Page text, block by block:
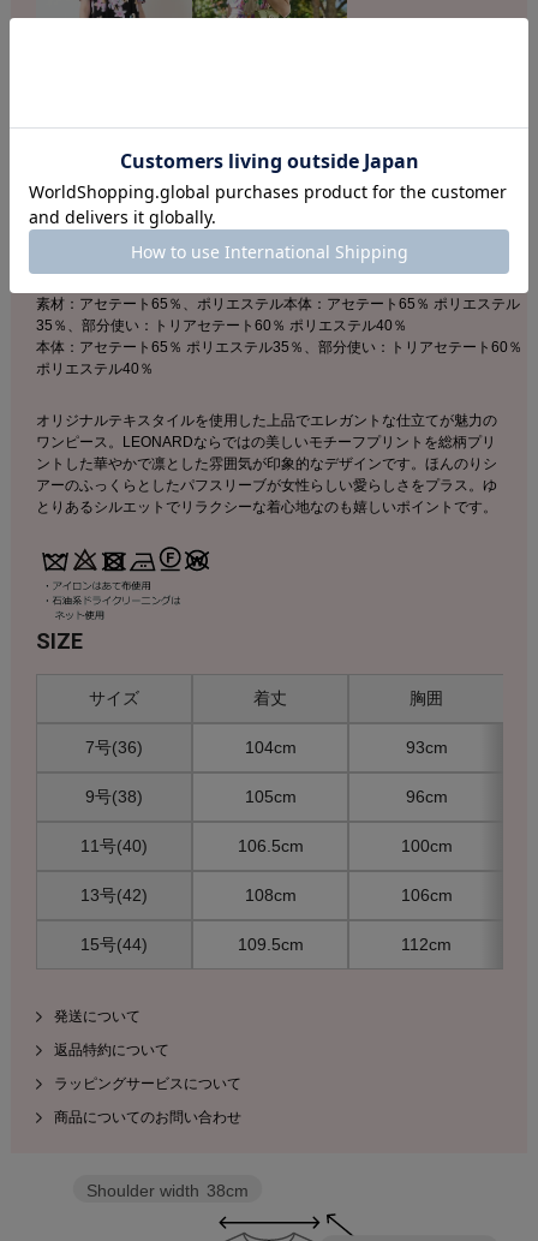
DESCRIPTION
店舗へのお問い合わせの際は下記品番をお伝え下さい。
素材：アセテート65％、ポリエステル本体：アセテート65％ ポリエステル
35％、部分使い：トリアセテート60％ ポリエステル40％
本体：アセテート65％ ポリエステル35％、部分使い：トリアセテート60％
ポリエステル40％
オリジナルテキスタイルを使用した上品でエレガントな仕立てが魅力の
ワンピース。LEONARDならではの美しいモチーフプリントを総柄プリ
ントした華やかで凛とした雰囲気が印象的なデザインです。ほんのりシ
アーのふっくらとしたパフスリーブが女性らしい愛らしさをプラス。ゆ
とりあるシルエットでリラクシーな着心地なのも嬉しいポイントです。
SIZE
サイズ 着丈 胸囲
7号(36) 104cm 93cm
9号(38) 105cm 96cm
11号(40) 106.5cm 100cm
13号(42) 108cm 106cm
15号(44) 109.5cm 112cm
発送について
返品特約について
ラッピングサービスについて
商品についてのお問い合わせ
Shoulder width 38cm